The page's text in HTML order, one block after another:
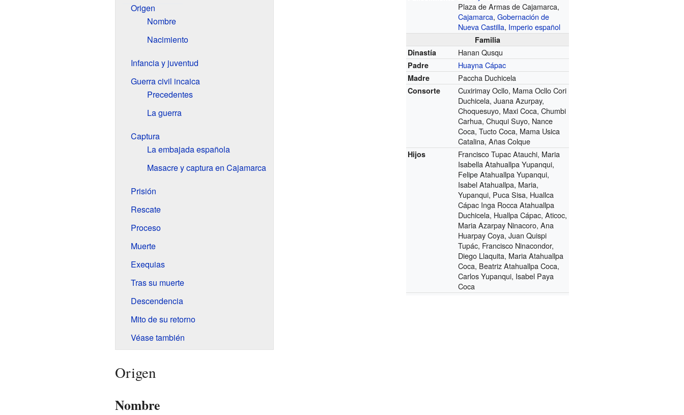
Plaza de Armas de Cajamarca,
Cajamarca,Gobernación de
Nueva Castilla, Imperio español
Familia
Dinastía
Hanan Qusqu
Padre Huayna Cápac
Madre Paccha Duchicela
Consorte
Cuxirimay Ocllo, Mama Ocllo Cori
Duchicela, Juana Azurpay,
Choquesuyo, Maxi Coca, Chumbi
Carhua, Chuqui Suyo, Nance
Coca, Tucto Coca, Mama Usica
Catalina, Añas Colque
Hijos
Francisco Tupac Atauchi, Maria
Isabella Atahuallpa Yupanqui,
Felipe Atahuallpa Yupanqui,
Isabel Atahuallpa, Maria,
Yupanqui, Puca Sisa, Huallca
Cápac Inga Rocca Atahuallpa
Duchicela, Huallpa Cápac, Aticoc,
Maria Azarpay Ninacoro, Ana
Huarpay Coya, Juan Quispi
Tupác, Francisco Ninacondor,
Diego Llaquita, Maria Atahuallpa
Coca, Beatriz Atahuallpa Coca,
Carlos Yupanqui, Isabel Paya
Coca
Origen
Nombre
Nacimiento
Infancia y juventud
Guerra civil incaica
Precedentes
La guerra
Captura
La embajada española
Masacre y captura en Cajamarca
Prisión
Rescate
Proceso
Muerte
Exequias
Tras su muerte
Descendencia
Mito de su retorno
Véase también
Origen
Nombre